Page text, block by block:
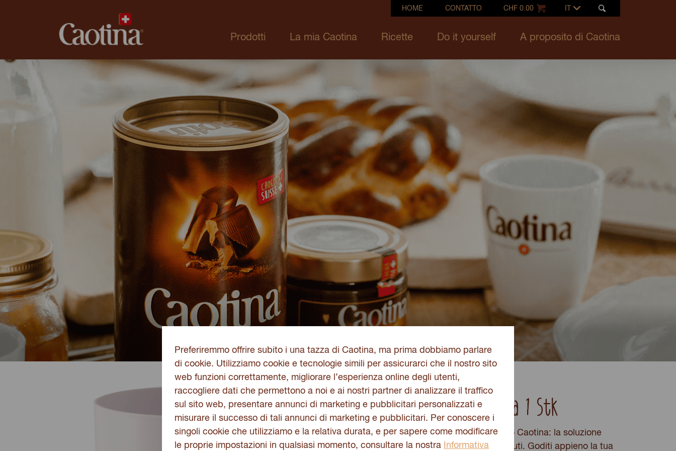
caotina.ch
HOME CONTATTO CHF 0.00
Prodotti La mia Caotina Ricette Do it yourself A proposito di Caotina
Caotina Cestino da tavola 1 Stk
Scopri il nostro versatile cestino da tavolo Caotina: la soluzione
perfetta per riporre posate, tovaglioli e rifiuti. Goditi appieno la tua
Preferiremmo offrire subito i una tazza di Caotina, ma prima dobbiamo parlare
di cookie. Utilizziamo cookie e tecnologie simili per assicurarci che il nostro sito
web funzioni correttamente, migliorare l’esperienza online degli utenti,
raccogliere dati che permettono a noi e ai nostri partner di analizzare il traffico
sul sito web, presentare annunci di marketing e pubblicitari personalizzati e
misurare il successo di tali annunci di marketing e pubblicitari. Per conoscere i
singoli cookie che utilizziamo e la relativa durata, e per sapere come modificare
le proprie impostazioni in qualsiasi momento, consultare la nostra
Informativa